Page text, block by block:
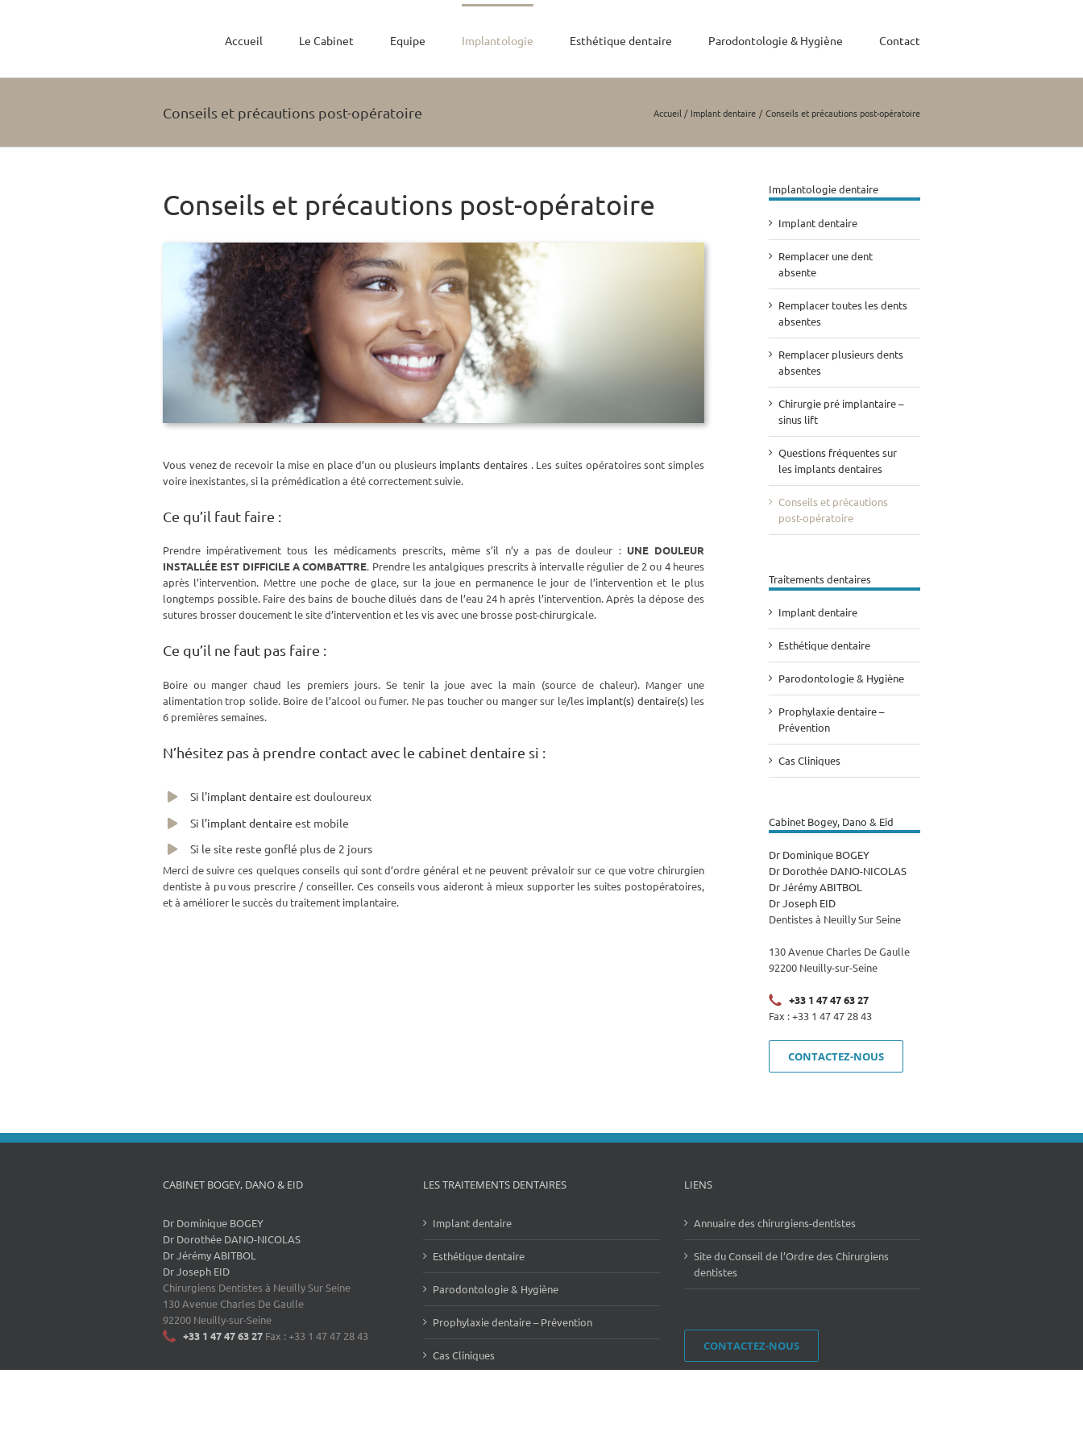
Accueil Le Cabinet Equipe Implantologie Esthétique dentaire Parodontologie & Hygiène Contact
Conseils et précautions post-opératoire Accueil Implant dentaire Conseils et précautions post-opératoire
Conseils et précautions post-opératoire
Vous venez de recevoir la mise en place d’un ou plusieurs implants dentaires . Les suites opératoires sont simples
voire inexistantes, si la prémédication a été correctement suivie.
Ce qu’il faut faire :
Prendre impérativement tous les médicaments prescrits, même s’il n’y a pas de douleur : UNE DOULEUR
INSTALLÉE EST DIFFICILE A COMBATTRE. Prendre les antalgiques prescrits à intervalle régulier de 2 ou 4 heures
après l’intervention. Mettre une poche de glace, sur la joue en permanence le jour de l’intervention et le plus
longtemps possible. Faire des bains de bouche dilués dans de l’eau 24 h après l’intervention. Après la dépose des
sutures brosser doucement le site d’intervention et les vis avec une brosse post-chirurgicale.
Ce qu’il ne faut pas faire :
Boire ou manger chaud les premiers jours. Se tenir la joue avec la main (source de chaleur). Manger une
alimentation trop solide. Boire de l’alcool ou fumer. Ne pas toucher ou manger sur le/les implant(s) dentaire(s)les
6 premières semaines.
N’hésitez pas à prendre contact avec le cabinet dentaire si :
Si l’implant dentaire est douloureux
Si l’implant dentaire est mobile
Si le site reste gonflé plus de 2 jours
Merci de suivre ces quelques conseils qui sont d’ordre général et ne peuvent prévaloir sur ce que votre chirurgien
dentiste à pu vous prescrire / conseiller. Ces conseils vous aideront à mieux supporter les suites postopératoires,
et à améliorer le succès du traitement implantaire.
Implantologie dentaire
Implant dentaire
Remplacer une dent
absente
Remplacer toutes les dents
absentes
Remplacer plusieurs dents
absentes
Chirurgie pré implantaire –
sinus lift
Questions fréquentes sur
les implants dentaires
Conseils et précautions
post-opératoire
Traitements dentaires
Implant dentaire
Esthétique dentaire
Parodontologie & Hygiène
Prophylaxie dentaire –
Prévention
Cas Cliniques
Cabinet Bogey, Dano & Eid
Dr Dominique BOGEY
Dr Dorothée DANO-NICOLAS
Dr Jérémy ABITBOL
Dr Joseph EID
Dentistes à Neuilly Sur Seine
130 Avenue Charles De Gaulle
92200 Neuilly-sur-Seine
+33 1 47 47 63 27
Fax : +33 1 47 47 28 43
CONTACTEZ-NOUS
CABINET BOGEY, DANO & EID
Dr Dominique BOGEY
Dr Dorothée DANO-NICOLAS
Dr Jérémy ABITBOL
Dr Joseph EID
Chirurgiens Dentistes à Neuilly Sur Seine
130 Avenue Charles De Gaulle
92200 Neuilly-sur-Seine
+33 1 47 47 63 27 Fax : +33 1 47 47 28 43
LES TRAITEMENTS DENTAIRES
Implant dentaire
Esthétique dentaire
Parodontologie & Hygiène
Prophylaxie dentaire – Prévention
Cas Cliniques
LIENS
Annuaire des chirurgiens-dentistes
Site du Conseil de l’Ordre des Chirurgiens
dentistes
CONTACTEZ-NOUS